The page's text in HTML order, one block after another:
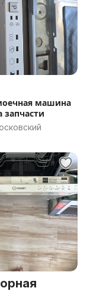
машина
запчасти